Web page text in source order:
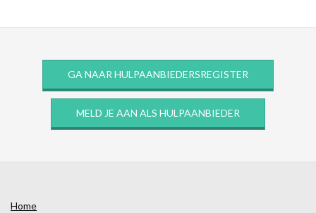
GA NAAR HULPAANBIEDERSREGISTER
MELD JE AAN ALS HULPAANBIEDER
Home